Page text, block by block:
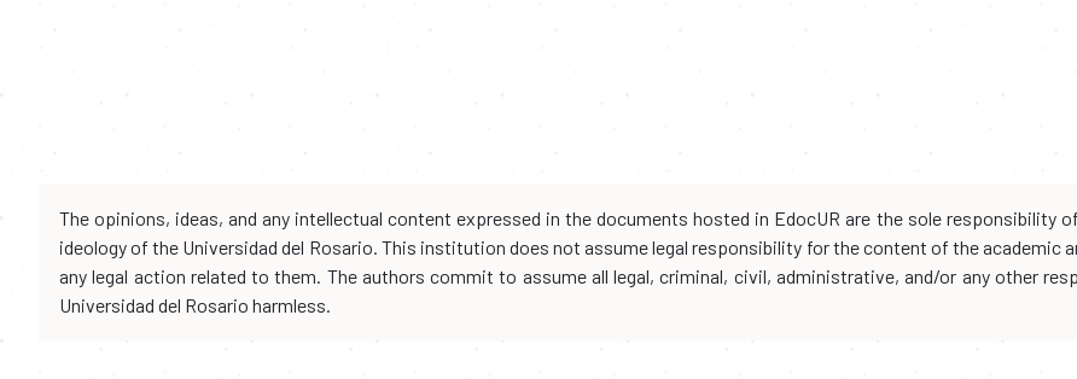
The opinions, ideas, and any intellectual content expressed in the documents hosted in EdocUR are the sole
ideology of the Universidad del Rosario. This institution does not assume legal responsibility for the content of the academic
any legal action related to them. The authors commit to assume all legal, criminal, civil, administrative, and/or any other
Universidad del Rosario harmless.